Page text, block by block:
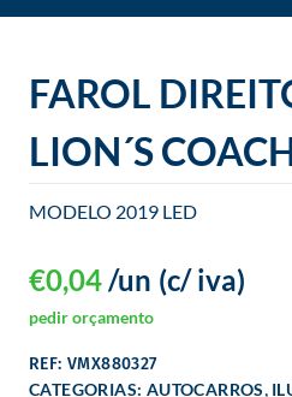
o
FAROL
LION´S
MODELO 2019 LED
€0,04 (c/ iva)
/un
pedir orçamento
REF: VMX880327
CATEGORIAS: AUTOCARROS